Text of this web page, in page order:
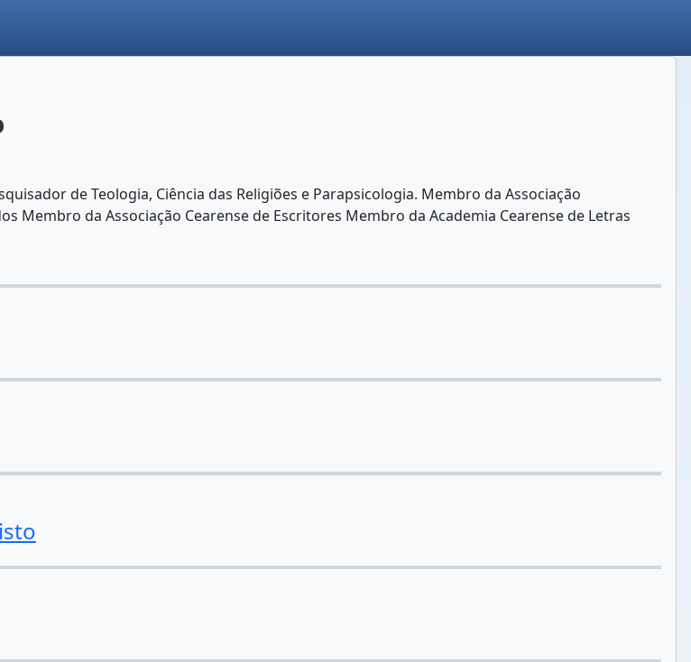
de Teologia, Ciência das Religiões e Parapsicologia. Membro da Associação
Membro da Associação Cearense de Escritores Membro da Academia Cearense de Letras